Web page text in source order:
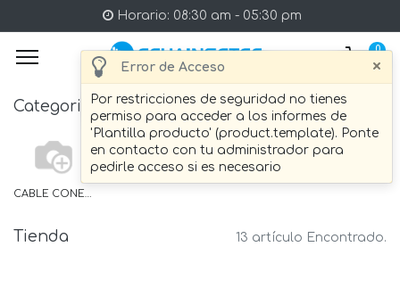
Error de Acceso ×
Por restricciones de seguridad no tienes
permiso para acceder a los informes de
'Plantilla producto' (product.template). Ponte
en contacto con tu administrador para
pedirle acceso si es necesario
Horario: 08:30 am - 05:30 pm
0
Categories
CABLE CONECTOR ETHERNET
Tienda 13 artículo Encontrado.